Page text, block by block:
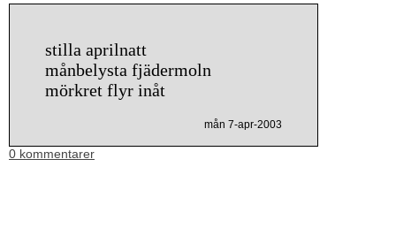
stilla aprilnatt
månbelysta fjädermoln
mörkret flyr inåt
mån 7-apr-2003
0 kommentarer